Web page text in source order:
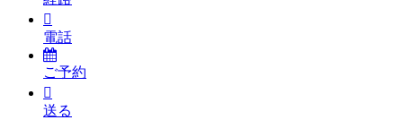
電話
ご予約
送る